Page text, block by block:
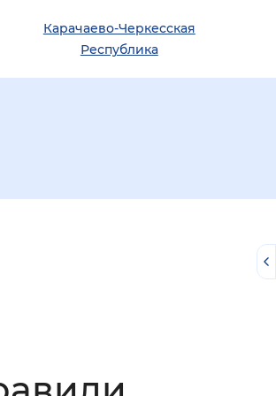
Карачаево-Черкесская
Республика